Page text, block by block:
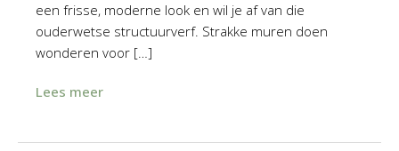
een frisse, moderne look en wil je af van die
ouderwetse structuurverf. Strakke muren doen
wonderen voor […]
Lees meer